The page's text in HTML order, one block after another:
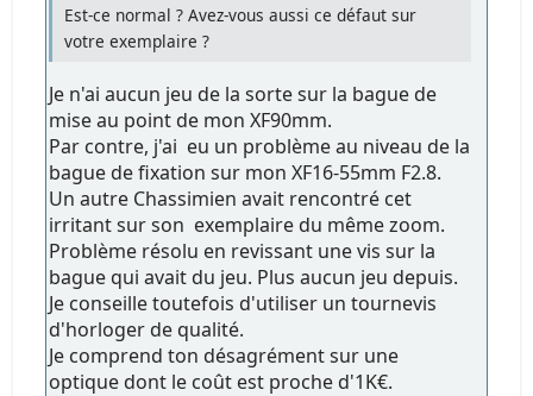
Est-ce normal ? Avez-vous aussi ce défaut sur
votre exemplaire ?
Je n'ai aucun jeu de la sorte sur la bague de
mise au point de mon XF90mm.
Par contre, j'ai eu un problème au niveau de la
bague de fixation sur mon XF16-55mm F2.8.
Un autre Chassimien avait rencontré cet
irritant sur son exemplaire du même zoom.
Problème résolu en revissant une vis sur la
bague qui avait du jeu. Plus aucun jeu depuis.
Je conseille toutefois d'utiliser un tournevis
d'horloger de qualité.
Je comprend ton désagrément sur une
optique dont le coût est proche d'1K€.